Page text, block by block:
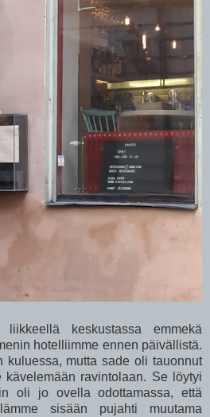
keskustassa emmekä
hotelliimme ennen päivällistä.
kuluessa, mutta sade oli tauonnut
ravintolaan. Se löytyi
oli jo ovella odottamassa, että
sisään pujahti muutama